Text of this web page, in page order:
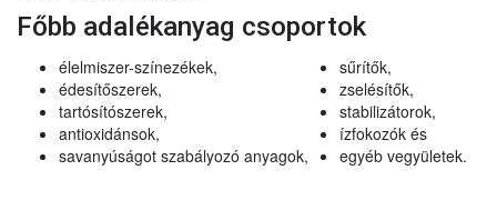
Főbb adalékanyag csoportok
élelmiszer-színezékek,
édesítőszerek,
tartósítószerek,
antioxidánsok,
savanyúságot szabályozó anyagok,
sűrítők,
zselésítők,
stabilizátorok,
ízfokozók és
egyéb vegyületek.